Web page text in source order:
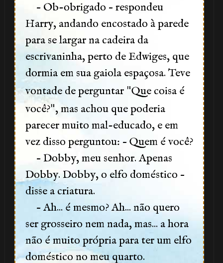
– Ob-obrigado – respondeu
Harry, andando encostado à parede
para se largar na cadeira da
escrivaninha, perto de Edwiges, que
dormia em sua gaiola espaçosa. Teve
vontade de perguntar "Que coisa é
você?", mas achou que poderia
parecer muito mal-educado, e em
vez disso perguntou: – Quem é você?
– Dobby, meu senhor. Apenas
Dobby. Dobby, o elfo doméstico –
disse a criatura.
– Ah... é mesmo? Ah... não quero
ser grosseiro nem nada, mas... a hora
não é muito própria para ter um elfo
doméstico no meu quarto.
🎂
1️⃣